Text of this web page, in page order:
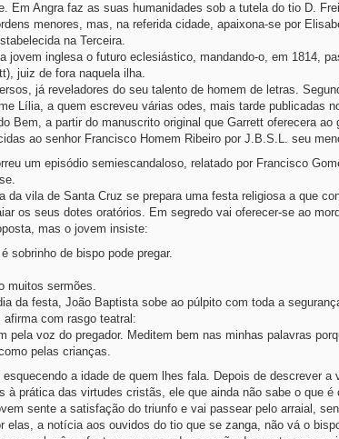
Angra faz as suas humanidades sob a tutela do tio D.
menores, mas, na referida cidade, apaixona-se por
na Terceira.
jovem inglesa o futuro eclesiástico, mandando-o, em 1814,
juiz de fora naquela ilha.
já reveladores do seu talento de homem de letras.
Lília, a quem escreveu várias odes, mais tarde publicadas
Bem, a partir do manuscrito original que Garrett oferecera ao
ao senhor Francisco Homem Ribeiro por J.B.S.L. seu
um episódio semiescandaloso, relatado por Francisco
vila de Santa Cruz se prepara uma festa religiosa a que
os seus dotes oratórios. Em segredo vai oferecer-se ao
mas o jovem insiste:
sobrinho de bispo pode pregar.
muitos sermões.
da festa, João Baptista sobe ao púlpito com toda a
com rasgo teatral:
pela voz do pregador. Meditem bem nas minhas palavras
pelas crianças.
a idade de quem lhes fala. Depois de descrever a
prática das virtudes cristãs, ele que ainda não sabe o que é
sente a satisfação do triunfo e vai passear pelo arraial,
a notícia aos ouvidos do tio que se zanga, não vá o